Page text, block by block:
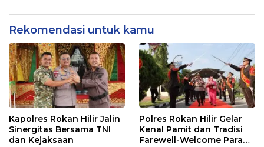
Rekomendasi untuk kamu
Kapolres Rokan Hilir Jalin
Sinergitas Bersama TNI
dan Kejaksaan
Polres Rokan Hilir Gelar
Kenal Pamit dan Tradisi
Farewell-Welcome Parade